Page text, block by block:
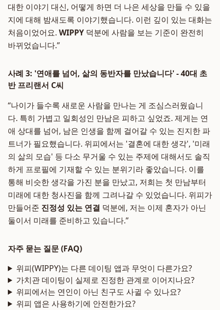
대한 이야기 대신, 어떻게 하면 더 나은 세상을 만들 수 있을
지에 대해 밤새도록 이야기했습니다. 이런 깊이 있는 대화는
처음이었어요. WIPPY 덕분에 사람을 보는 기준이 완전히
바뀌었습니다.”
사례 3: '연애를 넘어, 삶의 동반자를 만났습니다' - 40대 초
반 프리랜서 C씨
“나이가 들수록 새로운 사람을 만나는 게 조심스러웠습니
다. 특히 가볍고 일회성인 만남은 피하고 싶었죠. 제게는 연
애 상대를 넘어, 남은 인생을 함께 걸어갈 수 있는 진지한 파
트너가 필요했습니다. 위피에서는 '결혼에 대한 생각', '미래
의 삶의 모습' 등 다소 무거울 수 있는 주제에 대해서도 솔직
하게 프로필에 기재할 수 있는 분위기라 좋았습니다. 이를
통해 비슷한 생각을 가진 분을 만났고, 저희는 첫 만남부터
미래에 대한 청사진을 함께 그려나갈 수 있었습니다. 위피가
만들어준 진정성 있는 연결 덕분에, 저는 이제 혼자가 아닌
둘이서 미래를 준비하고 있습니다.”
자주 묻는 질문 (FAQ)
위피(WIPPY)는 다른 데이팅 앱과 무엇이 다른가요?
가치관 데이팅이 실제로 진정한 관계로 이어지나요?
위피에서는 연인이 아닌 친구도 사귈 수 있나요?
위피 앱은 사용하기에 안전한가요?